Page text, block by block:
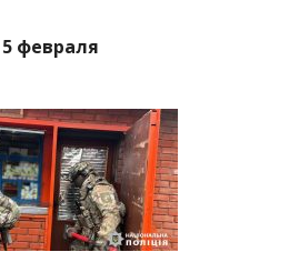
5 февраля